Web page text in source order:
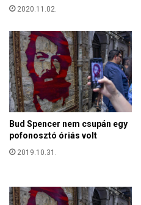
a
y
a
r
g
a
z
d
a
s
á
2020.11.02.
Bud Spencer nem csupán egy
pofonosztó óriás volt
2019.10.31.